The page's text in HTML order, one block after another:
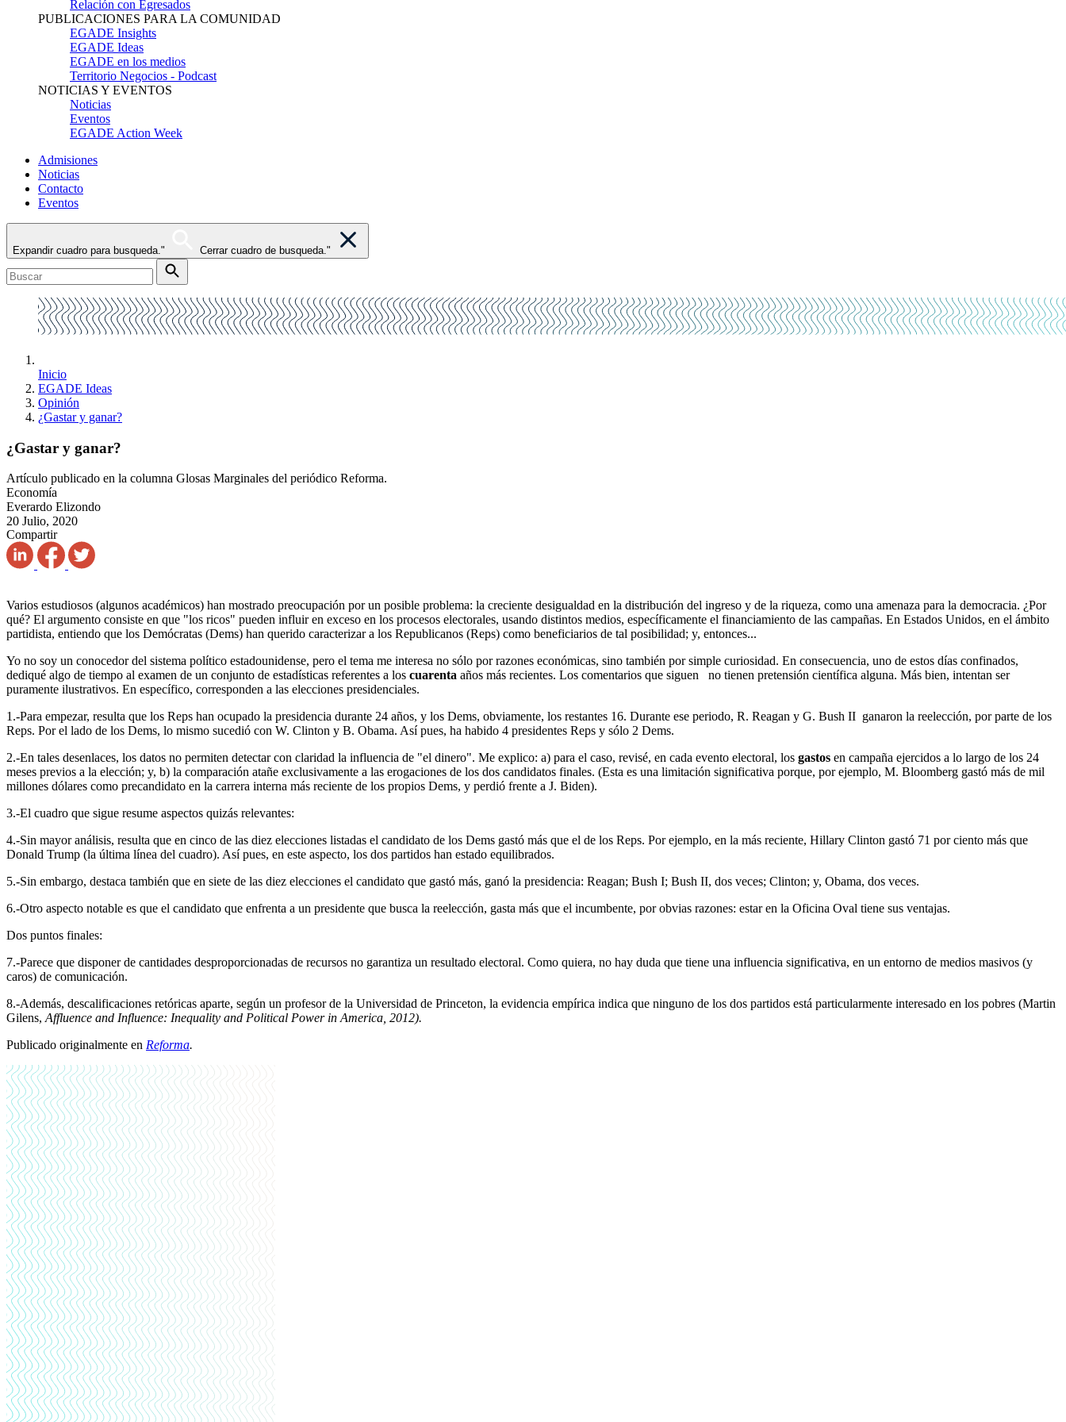
Relación con Egresados
PUBLICACIONES PARA LA COMUNIDAD
EGADE Insights
EGADE Ideas
EGADE en los medios
Territorio Negocios - Podcast
NOTICIAS Y EVENTOS
Noticias
Eventos
EGADE Action Week
Admisiones
Noticias
Contacto
Eventos
Expandir cuadro para busqueda." Cerrar cuadro de busqueda."
Inicio
EGADE Ideas
Opinión
¿Gastar y ganar?
¿Gastar y ganar?
Artículo publicado en la columna Glosas Marginales del periódico Reforma.
Economía
Everardo Elizondo
20 Julio, 2020
Compartir
Varios estudiosos (algunos académicos) han mostrado preocupación por un posible problema: la creciente desigualdad en la distribución del ingreso y de la riqueza, como una amenaza para la democracia. ¿Por
qué? El argumento consiste en que "los ricos" pueden influir en exceso en los procesos electorales, usando distintos medios, específicamente el financiamiento de las campañas. En Estados Unidos, en el ámbito
partidista, entiendo que los Demócratas (Dems) han querido caracterizar a los Republicanos (Reps) como beneficiarios de tal posibilidad; y, entonces...
Yo no soy un conocedor del sistema político estadounidense, pero el tema me interesa no sólo por razones económicas, sino también por simple curiosidad. En consecuencia, uno de estos días confinados,
dediqué algo de tiempo al examen de un conjunto de estadísticas referentes a los cuarenta años más recientes. Los comentarios que siguen no tienen pretensión científica alguna. Más bien, intentan ser
puramente ilustrativos. En específico, corresponden a las elecciones presidenciales.
1.-Para empezar, resulta que los Reps han ocupado la presidencia durante 24 años, y los Dems, obviamente, los restantes 16. Durante ese periodo, R. Reagan y G. Bush II ganaron la reelección, por parte de los
Reps. Por el lado de los Dems, lo mismo sucedió con W. Clinton y B. Obama. Así pues, ha habido 4 presidentes Reps y sólo 2 Dems.
2.-En tales desenlaces, los datos no permiten detectar con claridad la influencia de "el dinero". Me explico: a) para el caso, revisé, en cada evento electoral, los gastos en campaña ejercidos a lo largo de los 24
meses previos a la elección; y, b) la comparación atañe exclusivamente a las erogaciones de los dos candidatos finales. (Esta es una limitación significativa porque, por ejemplo, M. Bloomberg gastó más de mil
millones dólares como precandidato en la carrera interna más reciente de los propios Dems, y perdió frente a J. Biden).
3.-El cuadro que sigue resume aspectos quizás relevantes:
4.-Sin mayor análisis, resulta que en cinco de las diez elecciones listadas el candidato de los Dems gastó más que el de los Reps. Por ejemplo, en la más reciente, Hillary Clinton gastó 71 por ciento más que
Donald Trump (la última línea del cuadro). Así pues, en este aspecto, los dos partidos han estado equilibrados.
5.-Sin embargo, destaca también que en siete de las diez elecciones el candidato que gastó más, ganó la presidencia: Reagan; Bush I; Bush II, dos veces; Clinton; y, Obama, dos veces.
6.-Otro aspecto notable es que el candidato que enfrenta a un presidente que busca la reelección, gasta más que el incumbente, por obvias razones: estar en la Oficina Oval tiene sus ventajas.
Dos puntos finales:
7.-Parece que disponer de cantidades desproporcionadas de recursos no garantiza un resultado electoral. Como quiera, no hay duda que tiene una influencia significativa, en un entorno de medios masivos (y
caros) de comunicación.
8.-Además, descalificaciones retóricas aparte, según un profesor de la Universidad de Princeton, la evidencia empírica indica que ninguno de los dos partidos está particularmente interesado en los pobres (Martin
Gilens,Affluence and Influence: Inequality and Political Power in America, 2012).
Publicado originalmente en Reforma.